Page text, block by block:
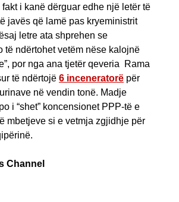
i kanë dërguar edhe një letër të
javës që lamë pas kryeministrit
letre ata shprehen se
të ndërtohet vetëm nëse kalojnë
por nga ana tjetër qeveria Rama
të ndërtojë 6 inceneratorë për
në vendin tonë. Madje
i “shet” koncensionet PPP-të e
mbetjeve si e vetmja zgjidhje për
Channel